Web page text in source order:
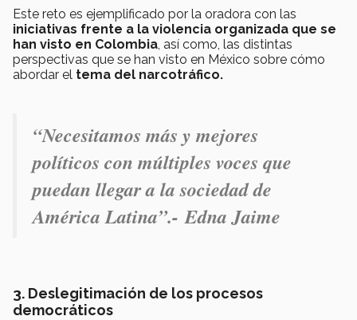
Este reto es ejemplificado por la oradora con las
iniciativas frente a la violencia organizada que se
han visto en Colombia, así como, las distintas
perspectivas que se han visto en México sobre cómo
abordar el tema del narcotráfico.
“Necesitamos más y mejores
políticos con múltiples voces que
puedan llegar a la sociedad de
América Latina”.- Edna Jaime
3. Deslegitimación de los procesos
democráticos